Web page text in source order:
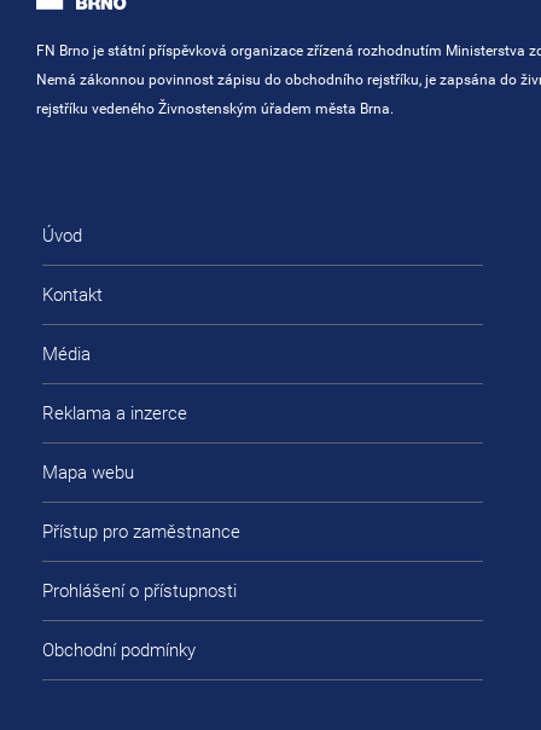
FN Brno je státní příspěvková organizace zřízená rozhodnutím Ministerstva
Nemá zákonnou povinnost zápisu do obchodního rejstříku, je zapsána do
rejstříku vedeného Živnostenským úřadem města Brna.
Úvod
Kontakt
Média
Reklama a inzerce
Mapa webu
Přístup pro zaměstnance
Prohlášení o přístupnosti
Obchodní podmínky